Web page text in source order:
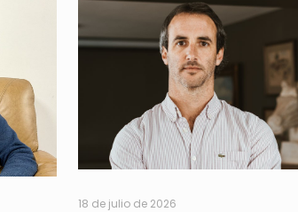
18 de julio de 2026